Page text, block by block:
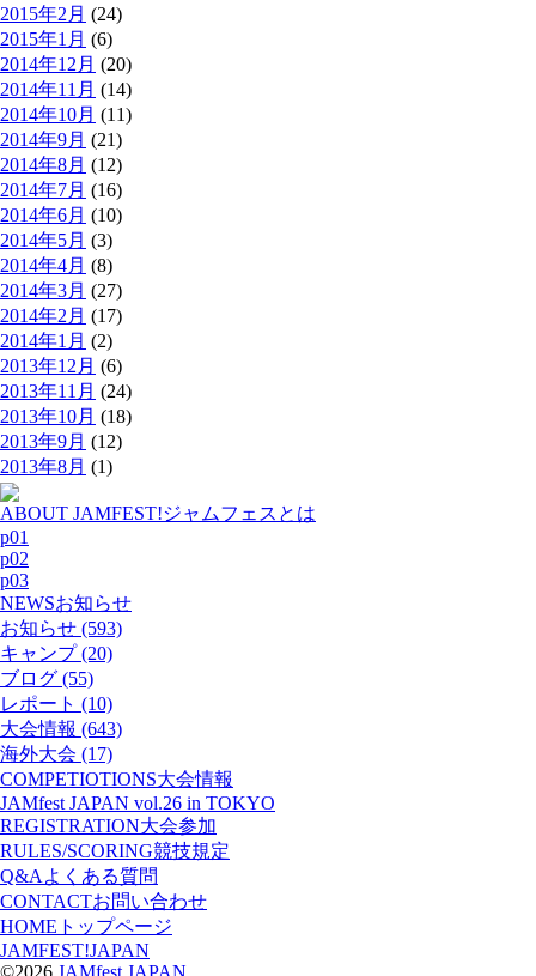
2015年2月 (24)
2015年1月 (6)
2014年12月 (20)
2014年11月 (14)
2014年10月 (11)
2014年9月 (21)
2014年8月 (12)
2014年7月 (16)
2014年6月 (10)
2014年5月 (3)
2014年4月 (8)
2014年3月 (27)
2014年2月 (17)
2014年1月 (2)
2013年12月 (6)
2013年11月 (24)
2013年10月 (18)
2013年9月 (12)
2013年8月 (1)
ABOUT JAMFEST!ジャムフェスとは
p01
p02
p03
NEWSお知らせ
お知らせ (593)
キャンプ (20)
ブログ (55)
レポート (10)
大会情報 (643)
海外大会 (17)
COMPETIOTIONS大会情報
JAMfest JAPAN vol.26 in TOKYO
REGISTRATION大会参加
RULES/SCORING競技規定
Q&A よくある質問
CONTACTお問い合わせ
HOME トップページ
JAMFEST!JAPAN
©2026 JAMfest JAPAN